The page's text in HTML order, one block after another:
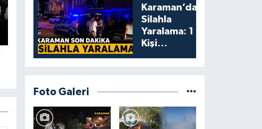
yediler,
artıklarını
kamelyada
bıraktılar
Karaman’da
Silahla
Yaralama: 1
Kişi
Foto Galeri